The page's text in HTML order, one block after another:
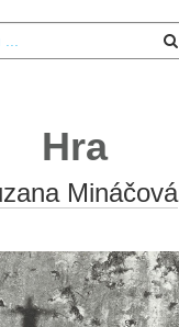
Hra
Mináčová